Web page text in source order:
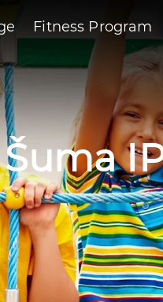
Fitness Program